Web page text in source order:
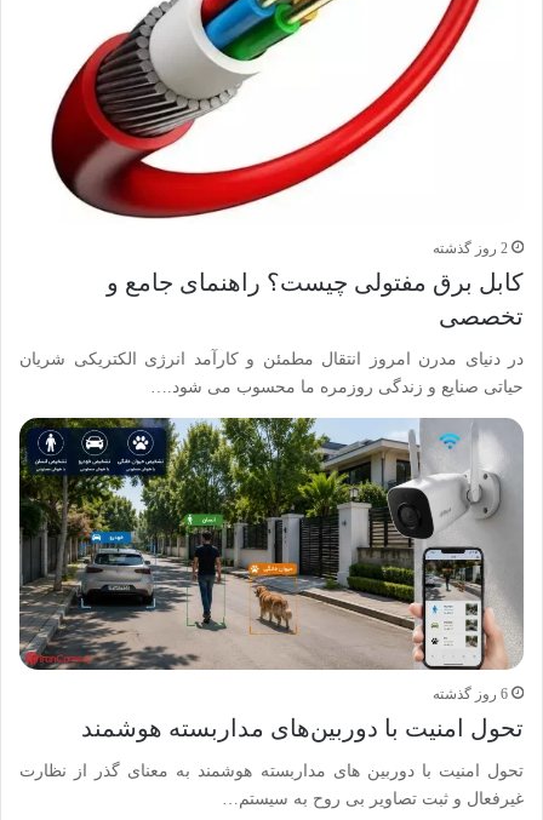
2 روز گذشته
کابل برق مفتولی چیست؟ راهنمای جامع و
تخصصی
در دنیای مدرن امروز انتقال مطمئن و کارآمد انرژی الکتریکی شریان
حیاتی صنایع و زندگی روزمره ما محسوب می شود.…
6 روز گذشته
تحول امنیت با دوربین‌های مداربسته هوشمند
تحول امنیت با دوربین های مداربسته هوشمند به معنای گذر از نظارت
غیرفعال و ثبت تصاویر بی روح به سیستم…